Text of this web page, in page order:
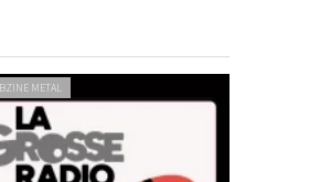
METAL